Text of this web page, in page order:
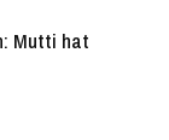
Mutti hat